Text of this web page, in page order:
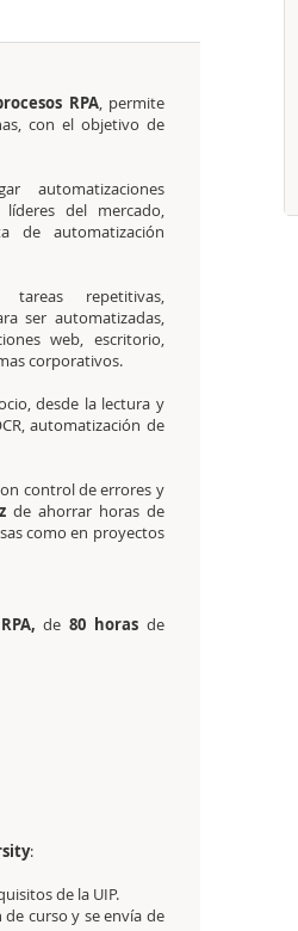
RPA, permite
con el objetivo de
automatizaciones
del mercado,
de automatización
tareas repetitivas,
ser automatizadas,
web, escritorio,
corporativos.
desde la lectura y
automatización de
control de errores y
de ahorrar horas de
como en proyectos
de 80 horasde
:
de la UIP.
curso y se envía de